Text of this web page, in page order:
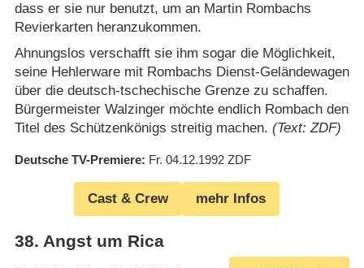
dass er sie nur benutzt, um an Martin Rombachs
Revierkarten heranzukommen.
Ahnungslos verschafft sie ihm sogar die Möglichkeit,
seine Hehlerware mit Rombachs Dienst-Geländewagen
über die deutsch-tschechische Grenze zu schaffen.
Bürgermeister Walzinger möchte endlich Rombach den
Titel des Schützenkönigs streitig machen. (Text: ZDF)
Deutsche TV-Premiere Fr. 04.12.1992 ZDF
Cast & Crew mehr Infos
38. Angst um Rica